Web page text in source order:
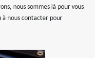
nous sommes là pour vous
à nous contacter pour